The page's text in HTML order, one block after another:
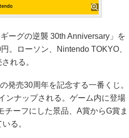
ーグの逆襲 30th Anniversary」を
。ローソン、Nintendo TOKYO、
れる。
売30周年を記念する一番くじ。
ンナップされる。ゲーム内に登場
ーフにした景品、A賞からG賞ま
る。